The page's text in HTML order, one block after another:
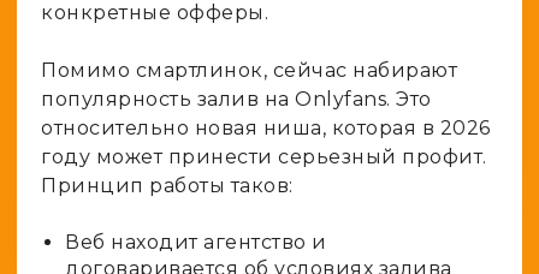
конкретные офферы.
Помимо смартлинок, сейчас набирают
популярность залив на Onlyfans. Это
относительно новая ниша, которая в 2026
году может принести серьезный профит.
Принцип работы таков:
Веб находит агентство и
договаривается об условиях залива